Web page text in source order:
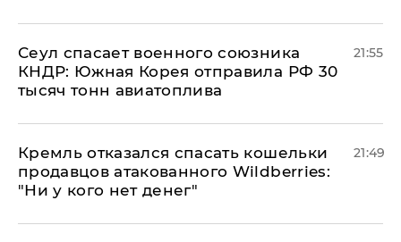
​Сеул спасает военного союзника
КНДР: Южная Корея отправила РФ 30
тысяч тонн авиатоплива
21:55
Кремль отказался спасать кошельки
продавцов атакованного Wildberries:
"Ни у кого нет денег"
21:49